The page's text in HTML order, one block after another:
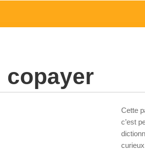
copayer
Cette
c’est